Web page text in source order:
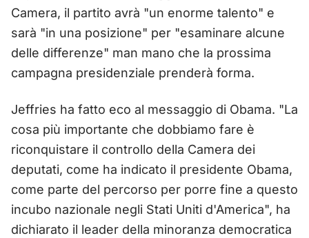
Camera, il partito avrà "un enorme talento" e
sarà "in una posizione" per "esaminare alcune
delle differenze" man mano che la prossima
campagna presidenziale prenderà forma.
Jeffries ha fatto eco al messaggio di Obama. "La
cosa più importante che dobbiamo fare è
riconquistare il controllo della Camera dei
deputati, come ha indicato il presidente Obama,
come parte del percorso per porre fine a questo
incubo nazionale negli Stati Uniti d'America", ha
dichiarato il leader della minoranza democratica